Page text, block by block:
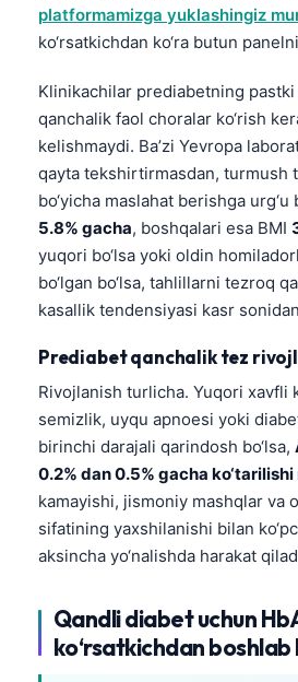
platformamizga yuklashingiz
ko‘rsatkichdan ko‘ra butun
Klinikachilar prediabetning
qanchalik faol choralar ko‘rish
kelishmaydi. Ba’zi Yevropa
qayta tekshirtirmasdan, turmush
bo‘yicha maslahat berishga urg‘u
5.8% gacha, boshqalari esa BMI
yuqori bo‘lsa yoki oldin
bo‘lgan bo‘lsa, tahlillarni tezroq
kasallik tendensiyasi kasr
Prediabet qanchalik tez
Rivojlanish turlicha. Yuqori xavfli
semizlik, uyqu apnoesi yoki
birinchi darajali qarindosh bo‘lsa,
0.2% dan 0.5% gacha
kamayishi, jismoniy mashqlar va
sifatining yaxshilanishi bilan
aksincha yo‘nalishda harakat
Qandli diabet uchun
ko‘rsatkichdan